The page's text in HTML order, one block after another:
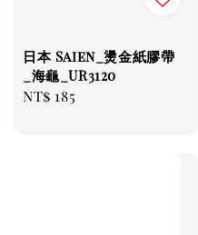
日本 Saien_燙金紙膠帶
_海龜_UR3120
Regular
NT$ 185